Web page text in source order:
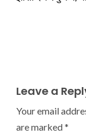
Leave a
Your email
are marked*